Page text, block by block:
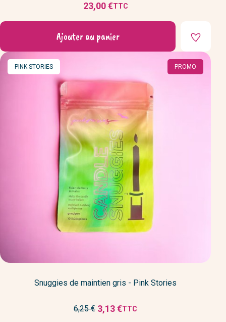
Prix
23,00 €TTC
Ajouter au panier
MARQUE
PINK STORIES PROMO
Snuggies de maintien gris - Pink Stories
Prix
6,25 €
Prix
3,13 €TTC